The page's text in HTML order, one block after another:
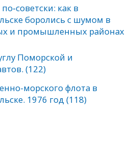
как в
боролись с шумом в
и промышленных районах
Поморской и
(122)
морского флота в
1976 год (118)